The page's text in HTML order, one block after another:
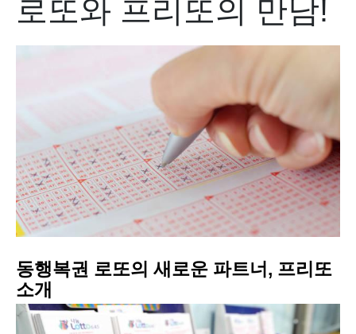
로또와 프리또의 만남!
동행복권 로또의 새로운 파트너, 프리또
소개